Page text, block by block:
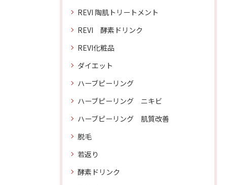
REVI 陶肌トリートメント
REVI 酵素ドリンク
REVI化粧品
ダイエット
ハーブピーリング
ハーブピーリング ニキビ
ハーブピーリング 肌質改善
脱毛
若返り
酵素ドリンク